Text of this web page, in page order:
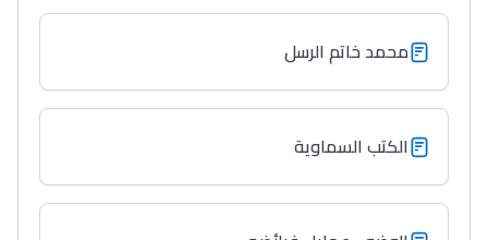
Lycée Maroc
التعليم الثانوي التأهيلي
Collège au Maroc
التعليم الثانوي الإعدادي
محمد خاتم الرسل
الكتب السماوية